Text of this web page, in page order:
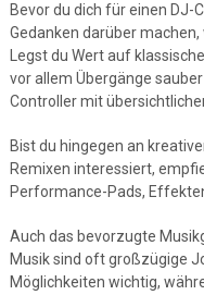
Bevor du dich für einen DJ-
Gedanken darüber
Legst du Wert auf
vor allem Übergänge
Controller mit
Bist du hingegen an
Remixen interessiert,
Performance-Pads,
Auch das bevorzugte
Musik sind oft großzügige
Möglichkeiten wichtig,